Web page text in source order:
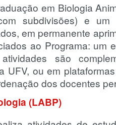
em Biologia
subdivisões) e
em permanente
ao Programa: um
são
UFV, ou em
dos docentes
(LABP)